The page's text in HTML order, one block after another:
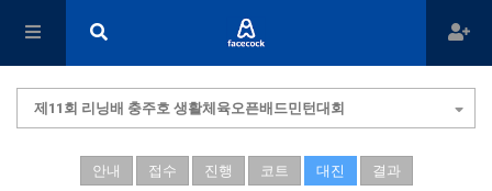
제11회 리닝배 충주호 생활체육오픈배드민턴대회
안내 접수 진행 코트 대진 결과